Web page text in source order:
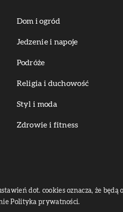
Dom i ogród
Jedzenie i napoje
Podróże
Religia i duchowość
Styl i moda
Zdrowie i fitness
dot. cookies oznacza, że będą
Polityka prywatności.